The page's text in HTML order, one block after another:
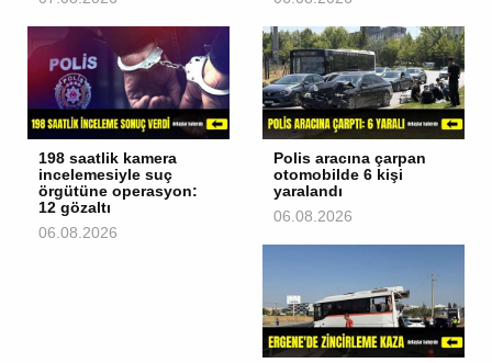
198 saatlik kamera
incelemesiyle suç
örgütüne operasyon:
12 gözaltı
06.08.2026
Polis aracına çarpan
otomobilde 6 kişi
yaralandı
06.08.2026